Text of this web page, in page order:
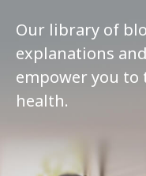
Our library of
explanations
empower you
health.